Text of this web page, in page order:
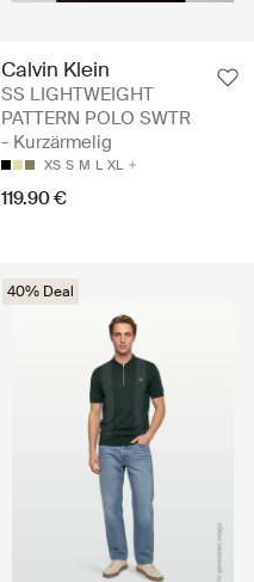
Calvin Klein
SS LIGHTWEIGHT
PATTERN POLO SWTR
- Kurzärmelig
XS S M L XL
119.90 €
40% Deal